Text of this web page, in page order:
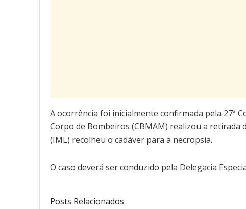
A ocorrência foi inicialmente confirmada pela 27ª
Corpo de Bombeiros (CBMAM) realizou a
(IML) recolheu o cadáver para a necropsia.
O caso deverá ser conduzido pela Delegacia
Posts Relacionados